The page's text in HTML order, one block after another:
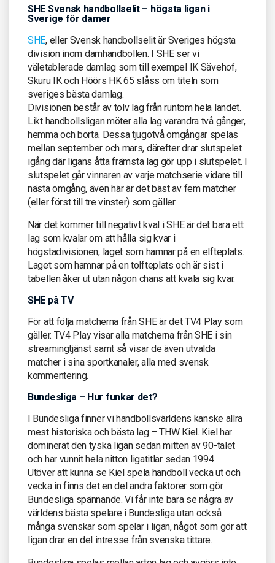
SHE Svensk handbollselit – högsta ligan i
Sverige för damer
SHE, eller Svensk handbollselit är Sveriges högsta
division inom damhandbollen. I SHE ser vi
väletablerade damlag som till exempel IK Sävehof,
Skuru IK och Höörs HK 65 slåss om titeln som
sveriges bästa damlag.
Divisionen består av tolv lag från runtom hela landet.
Likt handbollsligan möter alla lag varandra två gånger,
hemma och borta. Dessa tjugotvå omgångar spelas
mellan september och mars, därefter drar slutspelet
igång där ligans åtta främsta lag gör upp i slutspelet. I
slutspelet går vinnaren av varje matchserie vidare till
nästa omgång, även här är det bäst av fem matcher
(eller först till tre vinster) som gäller.
När det kommer till negativt kval i SHE är det bara ett
lag som kvalar om att hålla sig kvar i
högstadivisionen, laget som hamnar på en elfteplats.
Laget som hamnar på en tolfteplats och är sist i
tabellen åker ut utan någon chans att kvala sig kvar.
SHE på TV
För att följa matcherna från SHE är det TV4 Play som
gäller. TV4 Play visar alla matcherna från SHE i sin
streamingtjänst samt så visar de även utvalda
matcher i sina sportkanaler, alla med svensk
kommentering.
Bundesliga – Hur funkar det?
I Bundesliga finner vi handbollsvärldens kanske allra
mest historiska och bästa lag – THW Kiel. Kiel har
dominerat den tyska ligan sedan mitten av 90-talet
och har vunnit hela nitton ligatitlar sedan 1994.
Utöver att kunna se Kiel spela handboll vecka ut och
vecka in finns det en del andra faktorer som gör
Bundesliga spännande. Vi får inte bara se några av
världens bästa spelare i Bundesliga utan också
många svenskar som spelar i ligan, något som gör att
ligan drar en del intresse från svenska tittare.